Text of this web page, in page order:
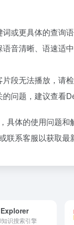
或更具体的查询
音清晰、语速适
段无法播放，请
问题，建议查看
具体的使用问题
系客服以获取最
识搜索引擎